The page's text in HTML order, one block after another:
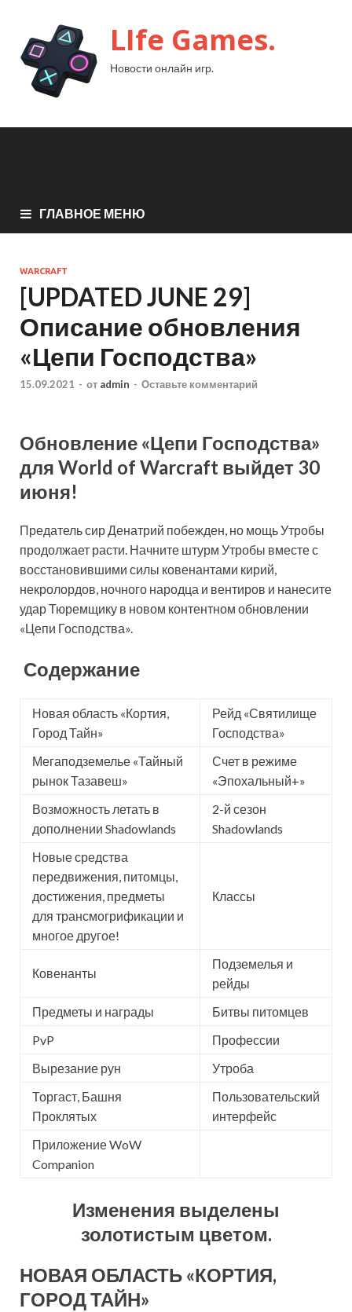
LIfe Games.
Новости онлайн игр.
ГЛАВНОЕ МЕНЮ
WARCRAFT
[UPDATED JUNE 29]
Описание обновления
«Цепи Господства»
15.09.2021 - от admin - Оставьте комментарий
Обновление «Цепи Господства»
для World of Warcraft выйдет 30
июня!
Предатель сир Денатрий побежден, но мощь Утробы
продолжает расти. Начните штурм Утробы вместе с
восстановившими силы ковенантами кирий,
некролордов, ночного народца и вентиров и нанесите
удар Тюремщику в новом контентном обновлении
«Цепи Господства».
Содержание
Новая область «Кортия,
Город Тайн»
Рейд «Святилище
Господства»
Мегаподземелье «Тайный
рынок Тазавеш»
Счет в режиме
«Эпохальный+»
Возможность летать в
дополнении Shadowlands
2-й сезон
Shadowlands
Новые средства
передвижения, питомцы,
достижения, предметы
для трансмогрификации и
многое другое!
Классы
Ковенанты
Подземелья и
рейды
Предметы и награды
Битвы питомцев
PvP
Профессии
Вырезание рун
Утроба
Торгаст, Башня
Проклятых
Пользовательский
интерфейс
Приложение WoW
Companion
Изменения выделены
золотистым цветом.
НОВАЯ ОБЛАСТЬ «КОРТИЯ,
ГОРОД ТАЙН»